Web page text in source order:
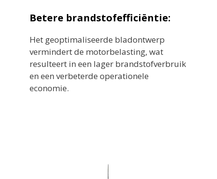
Betere brandstofefficiëntie:
Het geoptimaliseerde bladontwerp
vermindert de motorbelasting, wat
resulteert in een lager brandstofverbruik
en een verbeterde operationele
economie.